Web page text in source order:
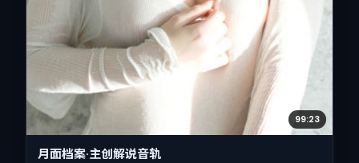
99:23
月面档案·主创解说音轨